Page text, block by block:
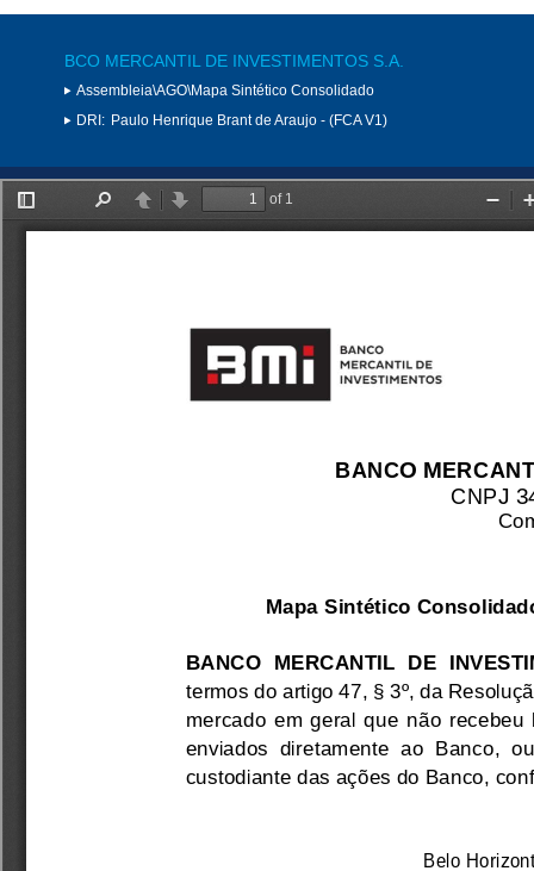
BCO MERCANTIL DE INVESTIMENTOS S.A.
Assembleia\AGO\Mapa Sintético Consolidado
DRI: Paulo Henrique Brant de Araujo - (FCA V1)